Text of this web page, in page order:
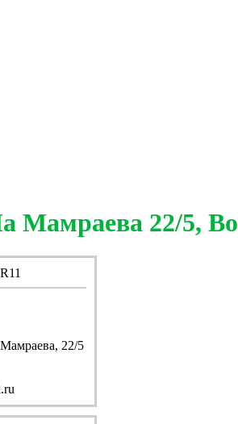
Мамраева 22/5,
22/5